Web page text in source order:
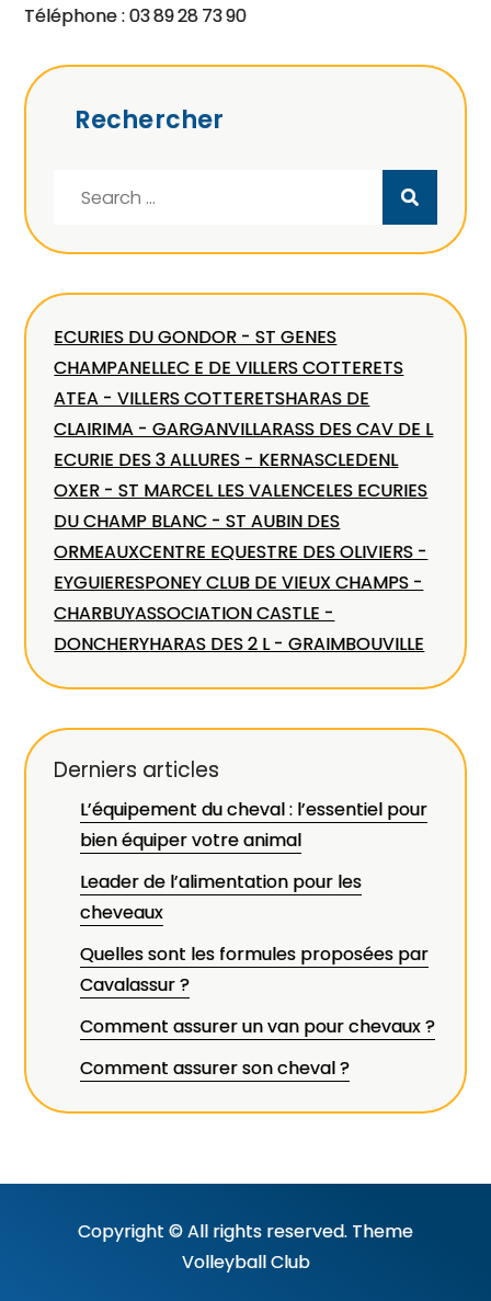
Téléphone : 03 89 28 73 90
Rechercher
ECURIES DU GONDOR - ST GENES
CHAMPANELLEC E DE VILLERS COTTERETS
ATEA - VILLERS COTTERETSHARAS DE
CLAIRIMA - GARGANVILLARASS DES CAV DE L
ECURIE DES 3 ALLURES - KERNASCLEDENL
OXER - ST MARCEL LES VALENCELES ECURIES
DU CHAMP BLANC - ST AUBIN DES
ORMEAUXCENTRE EQUESTRE DES OLIVIERS -
EYGUIERESPONEY CLUB DE VIEUX CHAMPS -
CHARBUYASSOCIATION CASTLE -
DONCHERYHARAS DES 2 L - GRAIMBOUVILLE
Derniers articles
L’équipement du cheval : l’essentiel pour
bien équiper votre animal
Leader de l’alimentation pour les
cheveaux
Quelles sont les formules proposées par
Cavalassur ?
Comment assurer un van pour chevaux ?
Comment assurer son cheval ?
Copyright © All rights reserved. Theme
Volleyball Club